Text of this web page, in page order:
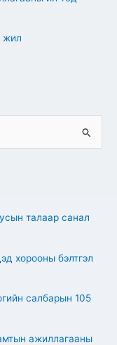
жил
талаар санал
хорооны бэлтгэл
салбарын 105
ажиллагааны